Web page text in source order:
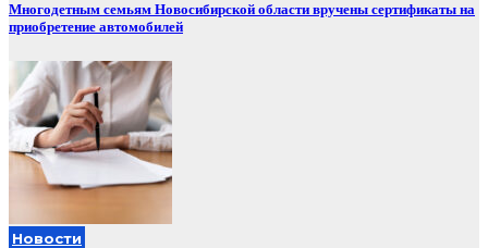
Многодетным семьям Новосибирской области вручены сертификаты на
приобретение автомобилей
Новости